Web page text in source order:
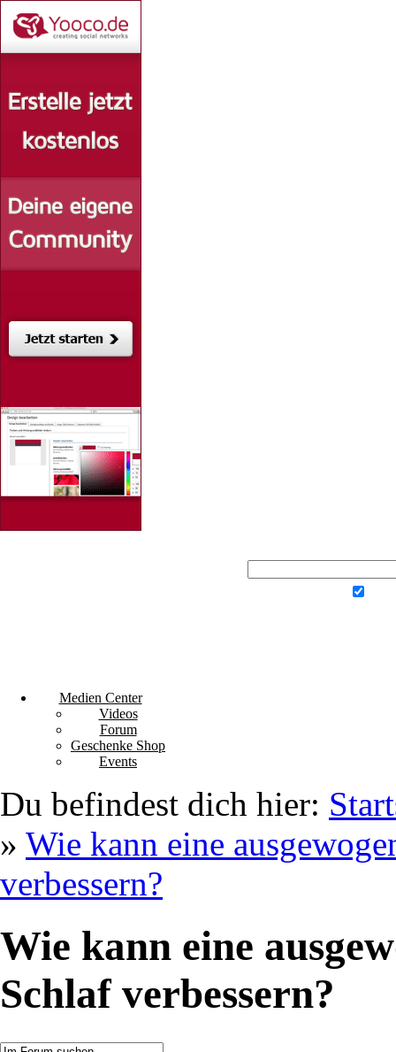
Medien Center
Videos
Forum
Geschenke Shop
Events
Du befindest dich hier:
» Wie kann eine
verbessern?
Wie kann eine
Schlaf verbessern?